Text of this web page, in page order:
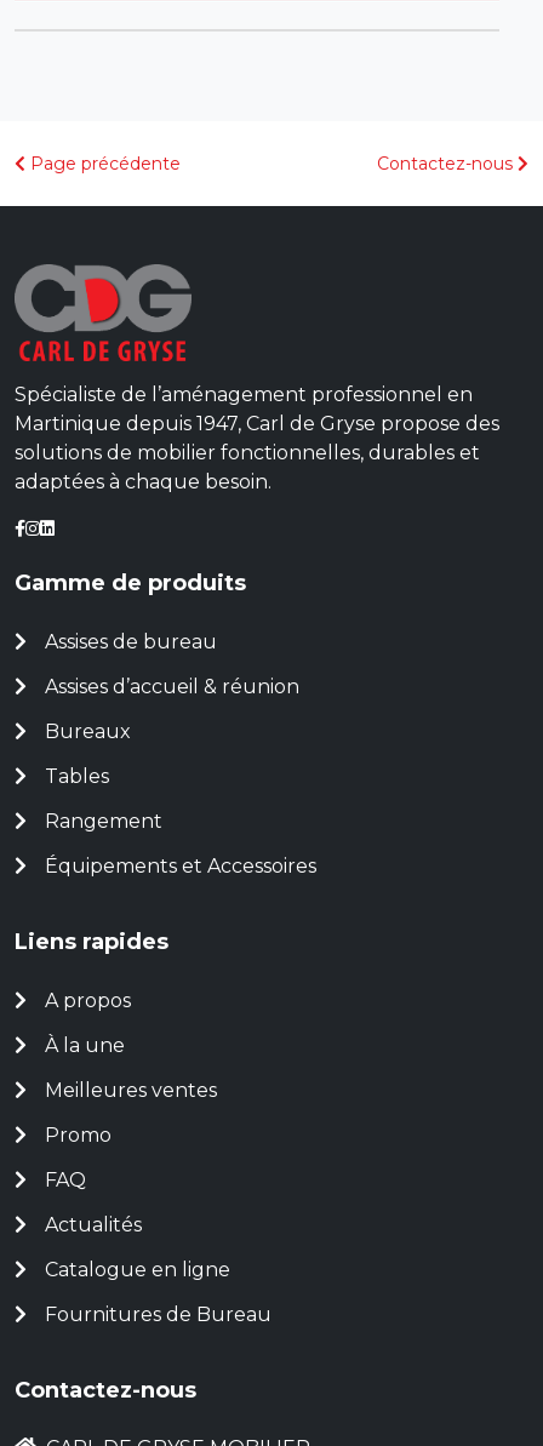
Page précédente Contactez-nous
Spécialiste de l’aménagement professionnel en
Martinique depuis 1947, Carl de Gryse propose des
solutions de mobilier fonctionnelles, durables et
adaptées à chaque besoin.
Gamme de produits
Assises de bureau
Assises d’accueil & réunion
Bureaux
Tables
Rangement
Équipements et Accessoires
Liens rapides
A propos
À la une
Meilleures ventes
Promo
FAQ
Actualités
Catalogue en ligne
Fournitures de Bureau
Contactez-nous